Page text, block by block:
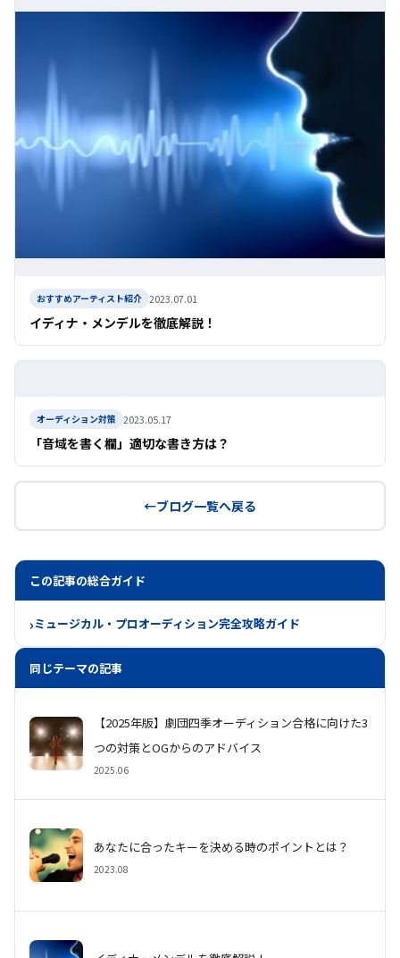
おすすめアーティスト紹介 2023.07.01
イディナ・メンデルを徹底解説！
オーディション対策 2023.05.17
「音域を書く欄」適切な書き方は？
ブログ一覧へ戻る
この記事の総合ガイド
ミュージカル・プロオーディション完全攻略ガイド
同じテーマの記事
【2025年版】劇団四季オーディション合格に向けた3
つの対策とOGからのアドバイス
2025.06
あなたに合ったキーを決める時のポイントとは？
2023.08